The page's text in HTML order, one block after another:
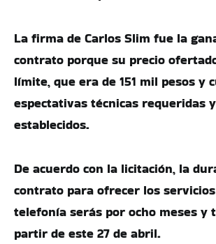
La firma de Carlos Slim fue la
contrato porque su precio
límite, que era de 151 mil pesos y
espectativas técnicas requeridas
establecidos.
De acuerdo con la licitación, la
contrato para ofrecer los
telefonía serás por ocho meses y
partir de este 27 de abril.